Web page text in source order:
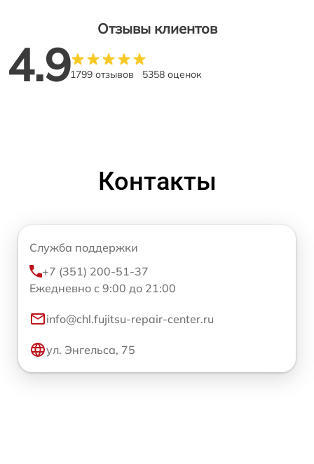
Отзывы клиентов
4.91799 отзывов 5358 оценок
Контакты
Служба поддержки
+7 (351) 200-51-37
Ежедневно с 9:00 до 21:00
info@chl.fujitsu-repair-center.ru
ул. Энгельса, 75